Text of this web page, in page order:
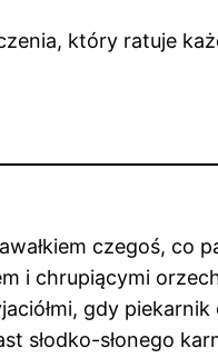
czegoś, co
i chrupiącymi
gdy piekarnik
słonego